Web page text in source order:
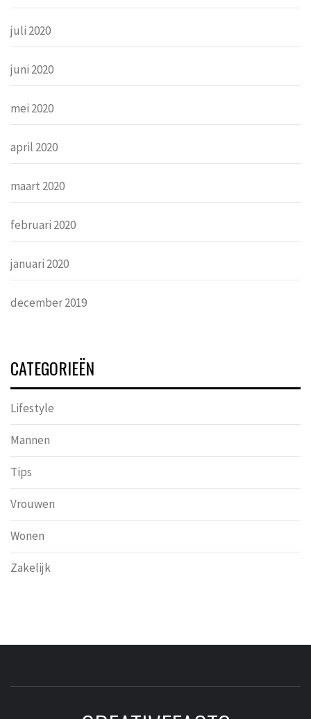
juli 2020
juni 2020
mei 2020
april 2020
maart 2020
februari 2020
januari 2020
december 2019
CATEGORIEËN
Lifestyle
Mannen
Tips
Vrouwen
Wonen
Zakelijk